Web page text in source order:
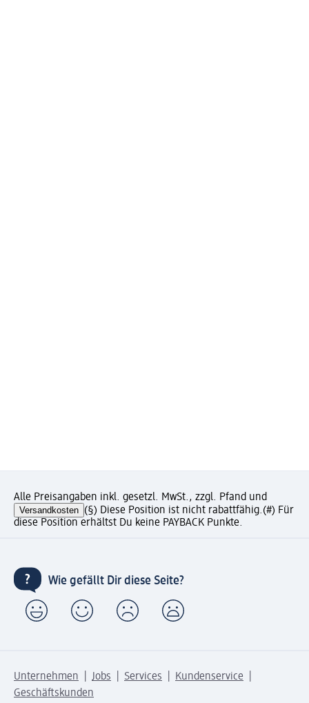
Alle Preisangaben inkl. gesetzl. MwSt., zzgl. Pfand und
Versandkosten (§) Diese Position ist nicht rabattfähig.(#) Für
diese Position erhältst Du keine PAYBACK Punkte.
Wie gefällt Dir diese Seite?
Unternehmen Jobs Services
Kundenservice
Geschäftskunden